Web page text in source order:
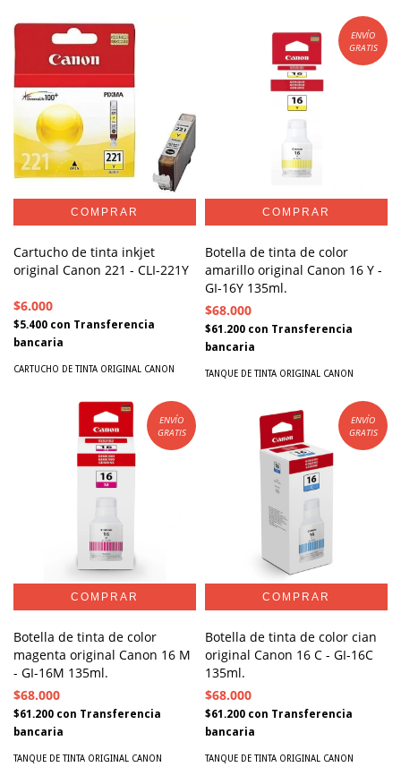
Cartucho de tinta inkjet
original Canon 221 - CLI-221Y
$6.000
$5.400 con Transferencia
bancaria
CARTUCHO DE TINTA ORIGINAL CANON
ENVÍO
GRATIS
Botella de tinta de color
amarillo original Canon 16 Y -
GI-16Y 135ml.
$68.000
$61.200 con Transferencia
bancaria
TANQUE DE TINTA ORIGINAL CANON
ENVÍO
GRATIS
Botella de tinta de color
magenta original Canon 16 M
- GI-16M 135ml.
$68.000
$61.200 con Transferencia
bancaria
TANQUE DE TINTA ORIGINAL CANON
ENVÍO
GRATIS
Botella de tinta de color cian
original Canon 16 C - GI-16C
135ml.
$68.000
$61.200 con Transferencia
bancaria
TANQUE DE TINTA ORIGINAL CANON